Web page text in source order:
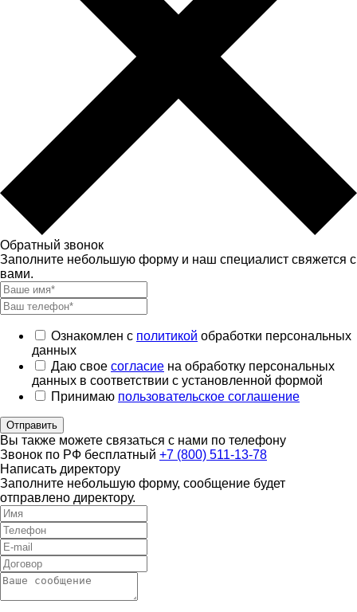
Обратный звонок
Заполните небольшую форму и наш специалист свяжется с
вами.
Ознакомлен с политикой обработки персональных
данных
Даю свое согласие на обработку персональных
данных в соответствии с установленной формой
Принимаю пользовательское соглашение
Отправить
Вы также можете связаться с нами по телефону
Звонок по РФ бесплатный +7 (800) 511-13-78
Написать директору
Заполните небольшую форму, сообщение будет
отправлено директору.